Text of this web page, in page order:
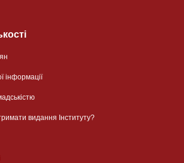
інформації
видання Інституту?